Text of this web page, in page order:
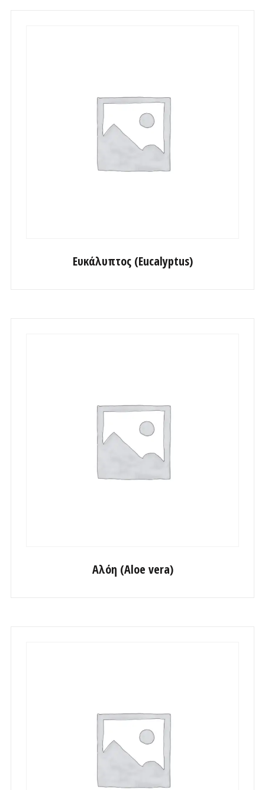
Ευκάλυπτος (Eucalyptus)
Αλόη (Aloe vera)